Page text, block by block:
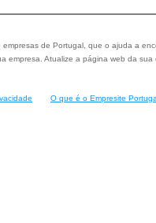
de Portugal, que o ajuda a
empresa. Atualize a página web da
O que é o Empresite